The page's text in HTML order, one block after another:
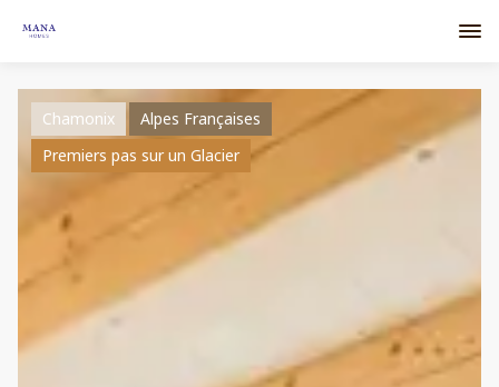
Chamonix
Alpes Françaises
Premiers pas sur un Glacier